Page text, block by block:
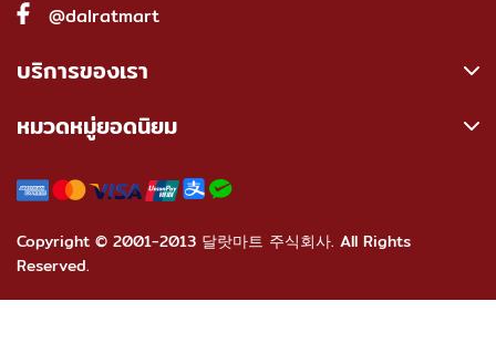
@dalratmart
บริการของเรา
หมวดหมู่ยอดนิยม
Copyright © 2001-2013 달랏마트 주식회사. All Rights
Reserved.